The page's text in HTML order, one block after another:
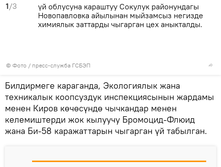
1/3
© Фото / пресс-служба ГСБЭП
үй облусуна караштуу Сокулук районундагы
Новопавловка айылынан мыйзамсыз негизде
химиялык заттарды чыгарган цех аныкталды.
Билдирмеге караганда, Экологиялык жана
техникалык коопсуздук инспекциясынын жардамы
менен Киров көчөсүндө чычкандар менен
келемиштерди жок кылуучу Бромоцид-Флюид
жана Би-58 каражаттарын чыгарган үй табылган.